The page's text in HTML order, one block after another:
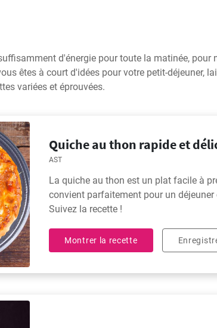
d'énergie pour toute la matinée, pour
êtes à court d'idées pour votre petit-déjeuner,
variées et éprouvées.
Quiche au thon rapide et
AST
La quiche au thon est un plat facile à
convient parfaitement pour un déjeuner
Suivez la recette !
Montrer la recette